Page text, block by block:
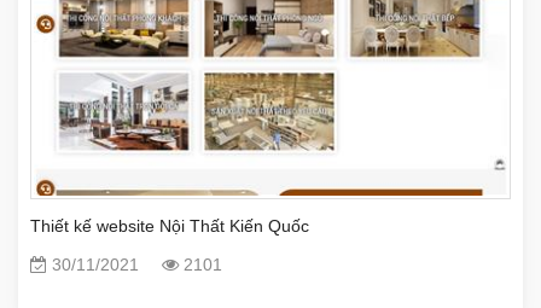
Thiết kế website Nội Thất Kiến Quốc
30/11/2021
2101